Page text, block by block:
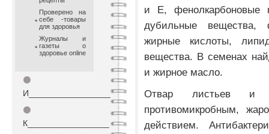
Проверено на
себе -товары
для здоровья
Журналы и
газеты о
здоровье online
⚫
И_________________
⚫
К_________________
и Е, фенолкарбоновые
дубильные вещества,
жирные кислоты,
вещества. В семенах
и жирное масло.
Отвар листьев и
противомикробным,
действием.